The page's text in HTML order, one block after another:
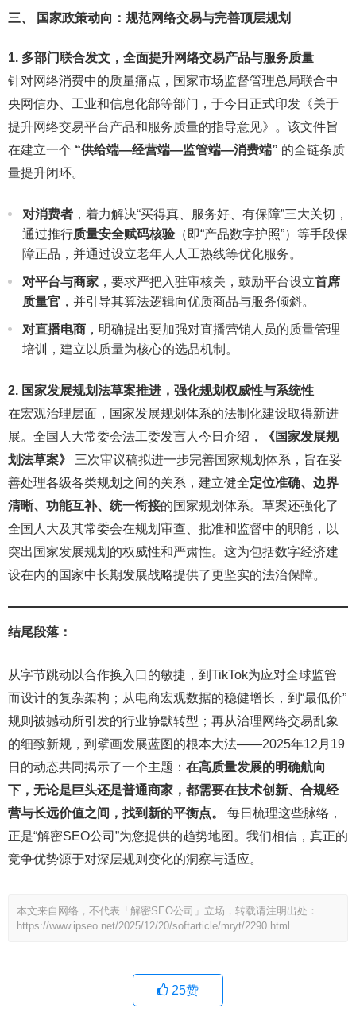
三、 国家政策动向：规范网络交易与完善顶层规划
1. 多部门联合发文，全面提升网络交易产品与服务质量
针对网络消费中的质量痛点，国家市场监督管理总局联合中
央网信办、工业和信息化部等部门，于今日正式印发《关于
提升网络交易平台产品和服务质量的指导意见》。该文件旨
在建立一个 “供给端—经营端—监管端—消费端” 的全链条质
量提升闭环。
对消费者 ，着力解决“买得真、服务好、有保障”三大关切，
通过推行质量安全赋码核验 （即“产品数字护照”）等手段保
障正品，并通过设立老年人人工热线等优化服务。
对平台与商家 ，要求严把入驻审核关，鼓励平台设立首席
质量官 ，并引导其算法逻辑向优质商品与服务倾斜。
对直播电商 ，明确提出要加强对直播营销人员的质量管理
培训，建立以质量为核心的选品机制。
2. 国家发展规划法草案推进，强化规划权威性与系统性
在宏观治理层面，国家发展规划体系的法制化建设取得新进
展。全国人大常委会法工委发言人今日介绍，
《国家发展规
划法草案》
三次审议稿拟进一步完善国家规划体系，旨在妥
善处理各级各类规划之间的关系，建立健全定位准确、边界
清晰、功能互补、统一衔接的国家规划体系。草案还强化了
全国人大及其常委会在规划审查、批准和监督中的职能，以
突出国家发展规划的权威性和严肃性。这为包括数字经济建
设在内的国家中长期发展战略提供了更坚实的法治保障。
结尾段落：
从字节跳动以合作换入口的敏捷，到TikTok为应对全球监管
而设计的复杂架构；从电商宏观数据的稳健增长，到“最低价”
规则被撼动所引发的行业静默转型；再从治理网络交易乱象
的细致新规，到擘画发展蓝图的根本大法——2025年12月19
日的动态共同揭示了一个主题： 在高质量发展的明确航向
下，无论是巨头还是普通商家，都需要在技术创新、合规经
营与长远价值之间，找到新的平衡点。
每日梳理这些脉络，
正是“解密SEO公司”为您提供的趋势地图。我们相信，真正的
竞争优势源于对深层规则变化的洞察与适应。
本文来自网络，不代表「解密SEO公司」立场，转载请注明出处：
https://www.ipseo.net/2025/12/20/softarticle/mryt/2290.html
25赞